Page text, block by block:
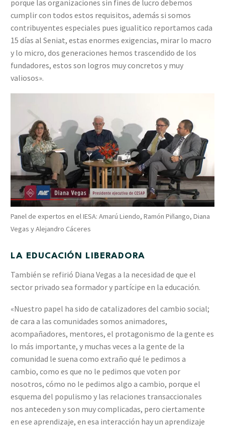
porque las organizaciones sin fines de lucro debemos
cumplir con todos estos requisitos, además si somos
contribuyentes especiales pues igualitico reportamos cada
15 días al Seniat, estas enormes exigencias, mirar lo macro
y lo micro, dos generaciones hemos trascendido de los
fundadores, estos son logros muy concretos y muy
valiosos».
Panel de expertos en el IESA: Amarú Liendo, Ramón Piñango, Diana
Vegas y Alejandro Cáceres
LA EDUCACIÓN LIBERADORA
También se refirió Diana Vegas a la necesidad de que el
sector privado sea formador y partícipe en la educación.
«Nuestro papel ha sido de catalizadores del cambio social;
de cara a las comunidades somos animadores,
acompañadores, mentores, el protagonismo de la gente es
lo más importante, y muchas veces a la gente de la
comunidad le suena como extraño qué le pedimos a
cambio, como es que no le pedimos que voten por
nosotros, cómo no le pedimos algo a cambio, porque el
esquema del populismo y las relaciones transaccionales
nos anteceden y son muy complicadas, pero ciertamente
en ese aprendizaje, en esa interacción hay un aprendizaje